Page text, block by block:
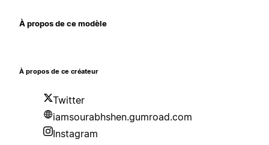
À propos de ce modèle
À propos de ce créateur
Twitter
iamsourabhshen.gumroad.com
Instagram